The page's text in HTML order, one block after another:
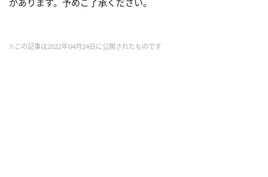
があります。予めご了承ください。
※この記事は2022年04月24日に公開されたものです